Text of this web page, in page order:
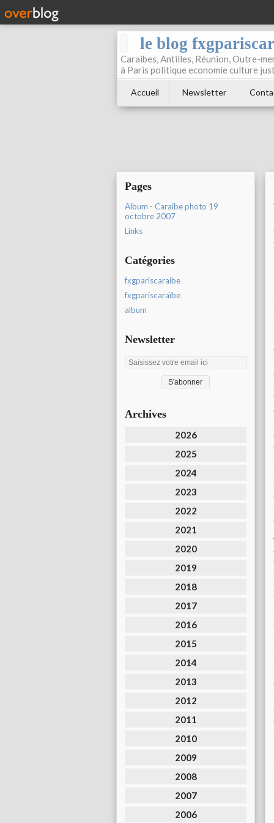
le blog
Caraibes, Antilles, Réunion, Outre-
à Paris politique economie culture
Accueil Newsletter
Pages
Album - Caraibe photo 19
octobre 2007
Links
Catégories
fxgpariscaraibe
fxgpariscaraïbe
album
Newsletter
Archives
2026
2025
2024
2023
2022
2021
2020
2019
2018
2017
2016
2015
2014
2013
2012
2011
2010
2009
2008
2007
2006